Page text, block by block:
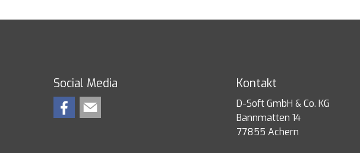
Social Media Kontakt
D-Soft GmbH & Co. KG
Bannmatten 14
77855 Achern